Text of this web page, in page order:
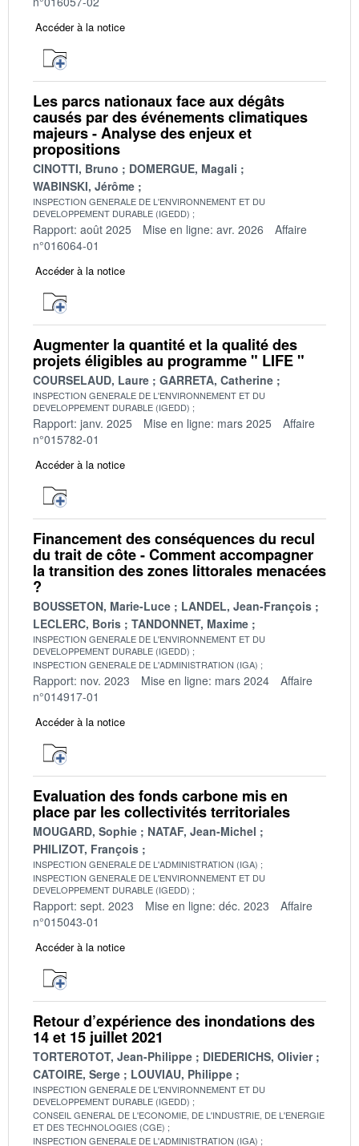
Accéder à la notice
Les parcs nationaux face aux dégâts
causés par des événements climatiques
majeurs - Analyse des enjeux et
propositions
CINOTTI, Bruno
DOMERGUE, Magali
WABINSKI, Jérôme
INSPECTION GENERALE DE L'ENVIRONNEMENT ET DU
DEVELOPPEMENT DURABLE (IGEDD)
Rapport: août 2025 Mise en ligne: avr. 2026
Affaire
n°016064-01
Accéder à la notice
Augmenter la quantité et la qualité des
projets éligibles au programme " LIFE "
COURSELAUD, Laure GARRETA, Catherine
INSPECTION GENERALE DE L'ENVIRONNEMENT ET DU
DEVELOPPEMENT DURABLE (IGEDD)
Rapport: janv. 2025 Mise en ligne: mars 2025
Affaire
n°015782-01
Accéder à la notice
Financement des conséquences du recul
du trait de côte - Comment accompagner
la transition des zones littorales menacées
?
BOUSSETON, Marie-Luce
LANDEL, Jean-François
LECLERC, Boris
TANDONNET, Maxime
INSPECTION GENERALE DE L'ENVIRONNEMENT ET DU
DEVELOPPEMENT DURABLE (IGEDD)
INSPECTION GENERALE DE L'ADMINISTRATION (IGA)
Rapport: nov. 2023 Mise en ligne: mars 2024
Affaire
n°014917-01
Accéder à la notice
Evaluation des fonds carbone mis en
place par les collectivités territoriales
MOUGARD, Sophie
NATAF, Jean-Michel
PHILIZOT, François
INSPECTION GENERALE DE L'ADMINISTRATION (IGA)
INSPECTION GENERALE DE L'ENVIRONNEMENT ET DU
DEVELOPPEMENT DURABLE (IGEDD)
Rapport: sept. 2023 Mise en ligne: déc. 2023
Affaire
n°015043-01
Accéder à la notice
Retour d’expérience des inondations des
14 et 15 juillet 2021
TORTEROTOT, Jean-Philippe
DIEDERICHS, Olivier
CATOIRE, Serge
LOUVIAU, Philippe
INSPECTION GENERALE DE L'ENVIRONNEMENT ET DU
DEVELOPPEMENT DURABLE (IGEDD)
CONSEIL GENERAL DE L'ECONOMIE, DE L'INDUSTRIE, DE L'ENERGIE
ET DES TECHNOLOGIES (CGE)
INSPECTION GENERALE DE L'ADMINISTRATION (IGA)